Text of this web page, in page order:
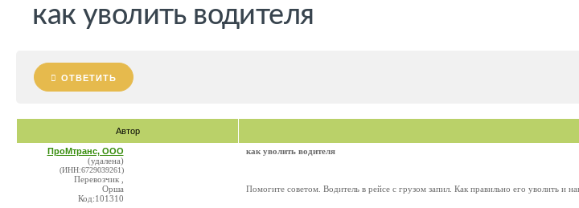
как уволить водителя
ОТВЕТИТЬ
Автор
ПроМтранс, ООО
(удалена)
(ИНН:6729039261)
Перевозчик ,
Орша
Код:101310
как уволить водителя
Помогите советом. Водитель в рейсе с грузом запил. Как правильно его уволить и